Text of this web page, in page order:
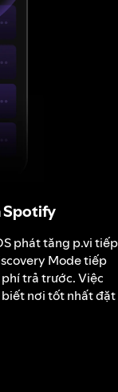
Spotify
phát tăng p.vi tiếp
Mode tiếp
trả trước. Việc
biết nơi tốt nhất đặt